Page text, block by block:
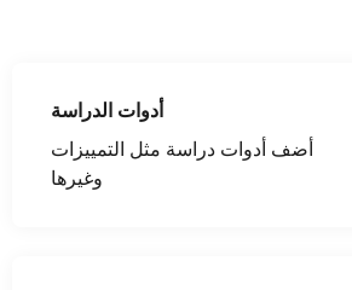
أدوات الدراسة
أضف أدوات دراسة مثل التمييزات
وغيرها